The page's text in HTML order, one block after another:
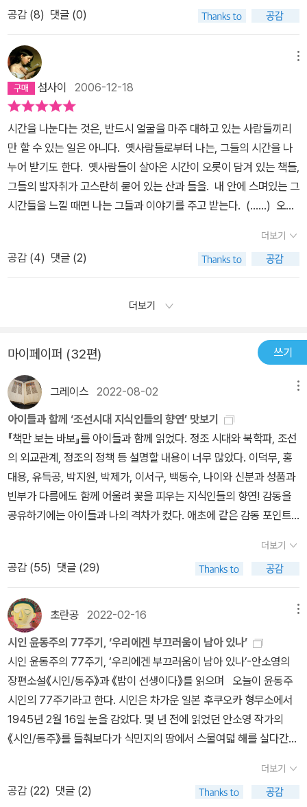
과 스승을 바라보는 한결같이 따뜻하고 우정과 존경이 깃든 마음과
태도는 활자를 뛰어넘어 여전히 가슴 뭉클한 감동을 안겨준다. 더불
어 역사를 현재에 되살린 저자에게도 고마움을 느낀다.
이야기를 자신들의 목소리로 직접 듣고 싶어졌다. 홍대용의 <을병연
행록> 정도만 기억에 오롯하다. <발해고>와 <북학의>도 예전에 읽
었을 테지만 그들의 글과 시작(詩作)을 시간을 두고 천천히 다시 정
독해 보련다. 특히 유득공의 <이십일도 회고시>를 읽고 싶다.
웠다. 잘 만들어진 책이란 생각이 든다. ================
======================================
=========================몇달 전에 써 놓은 리뷰.
뭐가 맘에 안들었는지 비공개 카테고리에 들어있다.지금 보니 뭐가
거슬렸는지도 모르겠고그냥 올린다.
림에 할 수 있는 건 책 읽는 일밖에 없는 무능한 자신의 처지를 한스러
중간부분에서, 억눌린 한을 참된 벗들과의 교제를 통해 나누고 시대
를 함께 아파한 그는 박제가, 유득공, 백동수, 이서구 같은 마음의 벗
들을 소개한다. 또한 홍대용과 박지원을 더 큰 세계와의 만남을 가능
케한 스승으로 소개한다. 모두 저자의 입을 통해 상상력에 힘입어 소
개되는 형식이다. 실제 연도와 구체적인 일화, 살아있는 대화와 웃음
을 통해 각 인물들의 사상과 업적, 이덕무와의 연관성이 소개된다. 간
혹 중복되는 사항도 있어 조금 다듬었더라면 하는 곳이 살짝 보인
다. 인물들은 모두 생동감이 있어 마치 살아있는 사람처럼 책 밖으로
걸어나온다. 이렇게 과거의 사람을 눈앞에서 만나는 순간의 설렘이
을 나누었듯이, 여기에 나오는 인물들(대부분 실학자들)은 오감으로
느껴지는 개성적인 사람들이다. 그중 가장 인상적이었던 사람은 홍
대용이다. 과학과 기술을 중히 여기고 혼천의를 만든 실학자로만 알
뺨치는 수준급의 거문고 소리라니, 얼마나 멋스러운가. 그 시대에 누
으로 물음표를 던지고 세상의 중심은 '나'라는 생각을 하게 한 사람.
이는 자기 개혁으로부터 세상의 개혁도 나올 수 있다는 평범한 진리
를 인식함이 아니고 무엇이겠는가.이덕무가 벗과 스승과의 만남을 통
해 세상을 넓혀가듯, 공간적으로도 작은 방 안에서 시작하여 백탑으
로 중국으로, 다시 규장각으로 넓혀간다. 이들, 변혁의 의지를 품은
인물들의 배후에는 정조가 있다. 이들이 세상 속으로 나와 보고 느끼
고 배운 것들이 정책으로 받아들여지고 실현되었더라면, 하는 생각을
해보며 정조의 개혁의지가 담겨있었던 화성 담의 매끈한 벽돌이 떠오
른다. 이것을 실어나르기 위해서도 수레가 필요하다가 피력한 박제가
을까. 이덕무가 책만 보는 바보라고 자칭한 이름에 세상에 대한 원망
의 소리가 깔려있는 것 같다.이 책은 과거의 일과 과거의 인물을 소재
로 하고 있지만 마지막 장에서는 조선의 미래를 이야기하는 것으로
맺는다. 물론 이것도 오늘날의 시점에서 보면 과거이지만 책 속 이야
기 서술 속에서는 미래에 속한다. 과거와 현재와 미래는 서로 이어져
있는 시간이듯이 과거의 인물과 우리는 연결되어있다. 구세대는 신세
대와 맺어져있고 옛사고방식은 오늘날의 사고방식에 깊이 연관지어
져 있다. 서로 나눈다는 점이 중요한 것 같다. 나누지 않으면 이어질
수 있는 고리가 마련되지 않을 것 같다. 버려졌던 발해의 역사를 오랜
세월 찾아 모으고 <발해고>를 쓴 유득공을 비롯하여 녹색눈의 호걸
박제가 등 막연했던 인물들이 성격을 띄고 살아나오니만큼, 읽고 나
품이 전해져오기도 한다. 실학자들과 그 시대의 못다 이룬 혁신에 대
해 근거있는 상상력으로 쉽고 재미나게 풀어쓴 책이면서 지금 우리의
바보... 처음 이 책의 제목을 접했을 때는 책만 그저 좋아 했던 책상물
림의 서생이야기가 아닐까 생각했지만 실제 책의 내용은 서자의 운명
으로 태어나 돈을 벌수도 없고, 그렇다고 벼슬길에 나 갈수도 없는 半
양반 신세로서 그야 말로 책만 볼 수밖에 없었고, 그래서 바보 아닌 바
보가 될 수밖에 없었던 이야기에는 가슴이 아려왔다. 하지만 그런 시
대의 벽에도 불구하고 끊임없이 책을 읽고 세상에 대해, 학문에 대해
교류하였던 친구들과 그런 그들을 편견 없이 지켜보며 흔쾌히 인생의
선배와 스승의 역할을 담당해 주었던 홍대용, 박지원은 교과서와 활
자 속에서 걸어 나와 참 스승, 훌륭한 인간의 면모로 새롭게 다가왔다.
배고픔과 추위 속에서도 책을 읽는 이덕무의 모습을 어이 없기까지
했지만 묘사가 실감나고 또 구체적이어서 그랬는지 나까지 공연히 배
가 고프고 추워지는 느낌이었다. 얼마 전 모 신문에서 우리사회가 이
렇게 까지 힘들어 진 이유의 하나로 ‘연대의 실종’을 들었던 것에 대해
표를 위해 격의 없이 어깨동무를 했었다. 하지만 요즈음 사회적 현안
단체와 단체 사이의 실질적인 연대는 쉽지 않은 것 같다. 250여년전
에 대사동(大寺洞) 백탑아래에서의 눈물겨운 우정과 사람과 사람사
이의 연대가 마냥 부럽기도 하고 존경스럽기도 하다. * 이덕무가 쓴
<간서치전 看書痴傳-책만 보는 바보이야기>에 살을 보태 이렇게
동화 같은 이야기를 만들어 낸 저자 안소영씨는 남민전, 구국전위 사
건으로 삶의 오랜 시간을 감옥에서 보낸 수학자 안재구선생의 따님이
라고 한다. 엄혹한 군사정권 시절에 사상범 아버지를 감옥에 둔 딸의
심정과 서자 이덕무의 마음이 통하여 이런 글을 낳게 된 것은 아니었
는지 주제넘은 상상을 해본다.
공감 (8) 댓글 (0)
섬사이 2006-12-18
시간을 나눈다는 것은, 반드시 얼굴을 마주 대하고 있는 사람들끼리
만 할 수 있는 일은 아니다. 옛사람들로부터 나는, 그들의 시간을 나
누어 받기도 한다. 옛사람들이 살아온 시간이 오롯이 담겨 있는 책들,
그들의 발자취가 고스란히 묻어 있는 산과 들을. 내 안에 스며있는 그
시간들을 느낄 때면 나는 그들과 이야기를 주고 받는다. (......) 오랜
심을 이해할 수 있을 때, 우리는 서로 시간을 나눌 수 있다. 옛사람과
우리가, 우리와 먼 훗날 사람들이, 그렇게 서로 나누며 이어지는 시간
들 속에서 함께하는 벗이 되리라.책 속에서 이 글을 읽고 난 고개를 갸
웃거렸다. 옛사람들과 시간을 나누고 서로의 마음속에 스며드는 일을
에서 고요히 빛나고 있는 옛사람들은 만나기가 쉽지 않았다. 왜그랬
을까..생각해보니 홍대용이나 연암 박지원, 박제가, 이덕무 등등의 사
람들을 교과서의 메마르고 딱딱한 글귀로만 소개받았던 것 같다. 요
즘들어 역사서적이 많이 출판되고 있지만 아이들에게 사준 역사서적
안에서도 역사적 사건들 속에 파묻혀 사람 하나하나와 마음을 나누기
에는 턱없이 모자란 감이 없지 않았다. 지은이 안소영씨는 어떻게 이
런 글을 쓸 생각을 했을까. 참 예쁘고 고운 사람이다. 푸른 달빛을 받
아 더욱 하얗게 빛나는 백탑 아래서 친구와 스승으로 만나는 소중하
고 빛고운 인연들의 이야기가 도포자락 살랑살랑 날리며 걷는 선비의
걸음처럼 서두르는 법 없이 조용하게 펼쳐진다. 서자라는 운명으로
한다는 현실에 힘들어하는 이덕무와 박제가, 유득공, 백동수의 처지
가 유난히 크게 다가왔다. 그래도 서로서로'하늘아래 가장 고귀한 우
정은 가난할 때의 사귐이라 합니다. 벗과의 사귐은 술잔을 앞에 두고
무릎을 맞대고 앉거나 손을 잡는 데에만 있지 않습니다. 차마 말하고
싶지 않은 것도 저절로 말하게 되는 것, 여기에 벗과의 진정한 사귐이
있습니다. ' 라고 위로하고 의지하는 벗이 되어주고 있었기에 덜 절망
스러웠을 것이다. 그런 아픈 운명의 굴레 안에 있었기에 백성의 아픔
을 이해했고 백성의 아픔을 알기에 실학자가 될 수 밖에 없었던 것일
게다. 그나마 정조의 시대에 벼슬의 길로 들어서게 되었으니 그들의
한 평생이 위로받지 않았을까. 버림받은 운명같았던 삶에서 자기의
존재를 인정받는 기쁨은 그들에게 너무나 큰 것이었을 것이다. 빛을
보지 않아도 좋다. 버려진 물건처럼 이리저리 구르던 우리들의 삷도
이제 쓰일 데가 있다는 것이 감격스럽기만 했다. 규장각 서고에 가득
더보기
공감 (4) 댓글 (2)
더보기
마이페이퍼 (32편) 쓰기
그레이스 2022-08-02
아이들과 함께 ‘조선시대 지식인들의 향연’ 맛보기
『책만 보는 바보』를 아이들과 함께 읽었다. 정조 시대와 북학파, 조선
의 외교관계, 정조의 정책 등 설명할 내용이 너무 많았다. 이덕무, 홍
대용, 유득공, 박지원, 박제가, 이서구, 백동수, 나이와 신분과 성품과
빈부가 다름에도 함께 어울려 꽃을 피우는 지식인들의 향연! 감동을
공유하기에는 아이들과 나의 격차가 컸다. 애초에 같은 감동 포인트
생긴 불공평함에 대한 생각이 담겼다. 사실 나는 그들이 차례로 북경
에 다녀오면서 문물을 접하고 외국의 문인들과 교류하고 돌아와 책을
쓰게 된 지점에 대해 강조하고 싶었다. 그들은 그 여행을 하고 돌아와
각자의 연행록과 <열하일기>, <북학의>, <발해고>, <의산문답> 등
의 역작을 남긴다. 아직 그렇게 보기에는 채워져야 할 배경지식이 부
족했을 테다. 하지만, 자신의 친구관계를 돌아보고 이들의 관계가 진
정한 벗이라는 생각을 했다고, 나중에 커서 누군가에게 이런 벗이 되
어있었으면 좋겠다는 아이들의 글이 오래 마음에 남았다. “자! 이제
이 책을 읽었으니 이 사람들이 쓴 책을 하나씩 읽어볼까?”하고 넌지
시 운을 뗀다. “지난번에 읽은 「양반전」과 「허생전」은 박지원의 글이
니까, 이번에는 발해고 읽어보자.” 끄덕끄덕하는 아이들을 보면서 사
실 내 안에는 아이들이 이 책을 읽어올 수 있을까 하는 의구심이 들었
더보기
공감 (55) 댓글 (29)
초란공 2022-02-16
시인 윤동주의 77주기, ‘우리에겐 부끄러움이 남아 있나’
시인 윤동주의 77주기, ‘우리에겐 부끄러움이 남아 있나’-안소영의
장편소설《시인/동주》과 《밤이 선생이다》를 읽으며 오늘이 윤동주
시인의 77주기라고 한다. 시인은 차가운 일본 후쿠오카 형무소에서
1945년 2월 16일 눈을 감았다. 몇 년 전에 읽었던 안소영 작가의
《시인/동주》를 들춰보다가 식민지의 땅에서 스물여덟 해를 살다간
국 길림성 용정)과 눈을 감은 곳(일본의 형무소)이 한반도가 아니었
다는 것이다. 그의 생애를 떠올리면 무심한 이런 사실에도 안타까움
더보기
공감 (22) 댓글 (2)